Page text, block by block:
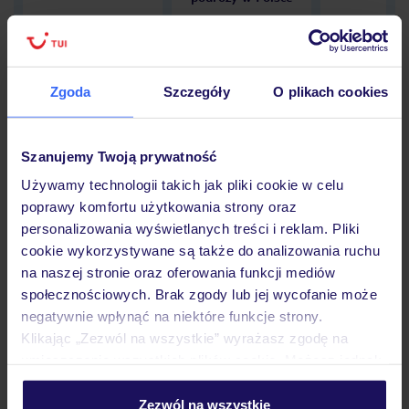
Zgoda Szczegóły O plikach cookies
Szanujemy Twoją prywatność
Używamy technologii takich jak pliki cookie w celu
poprawy komfortu użytkowania strony oraz
personalizowania wyświetlanych treści i reklam. Pliki
cookie wykorzystywane są także do analizowania ruchu
na naszej stronie oraz oferowania funkcji mediów
społecznościowych. Brak zgody lub jej wycofanie może
negatywnie wpłynąć na niektóre funkcje strony.
Klikając „Zezwól na wszystkie” wyrażasz zgodę na
personalizować swój wybór wchodząc w zakładkę
Zezwól na wszystkie
Hotel
Opinie
Pokoje
Wyżywienie
Atrakcje